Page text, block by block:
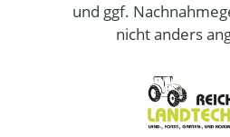
und ggf.
nicht anders